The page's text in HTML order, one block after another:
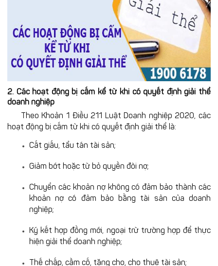
2. Các hoạt động bị cấm kể từ khi có quyết định giải thể
doanh nghiệp
Theo Khoản 1 Điều 211 Luật Doanh nghiệp 2020, các
hoạt động bị cấm từ khi có quyết định giải thể là:
Cất giấu, tẩu tán tài sản;
Giảm bớt hoặc từ bỏ quyền đòi nợ;
Chuyển các khoản nợ không có đảm bảo thành các
khoản nợ có đảm bảo bằng tài sản của doanh
nghiệp;
Ký kết hợp đồng mới, ngoại trừ trường hợp để thực
hiện giải thể doanh nghiệp;
Thế chấp, cầm cố, tặng cho, cho thuê tài sản;